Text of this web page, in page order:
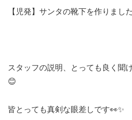
【児発】サンタの靴下を作りまし
スタッフの説明、とっても良く聞
😊
皆とっても真剣な眼差しです👀✨